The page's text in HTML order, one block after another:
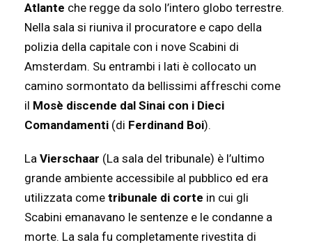
Atlante che regge da solo l’intero globo terrestre.
Nella sala si riuniva il procuratore e capo della
polizia della capitale con i nove Scabini di
Amsterdam. Su entrambi i lati è collocato un
camino sormontato da bellissimi affreschi come
il Mosè discende dal Sinai con i Dieci
Comandamenti (di Ferdinand Boi).
La Vierschaar (La sala del tribunale) è l’ultimo
grande ambiente accessibile al pubblico ed era
utilizzata come tribunale di corte in cui gli
Scabini emanavano le sentenze e le condanne a
morte. La sala fu completamente rivestita di